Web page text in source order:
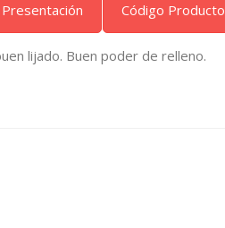
Presentación Código Producto
lijado. Buen poder de relleno.